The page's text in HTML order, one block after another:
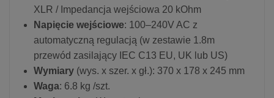
XLR / Impedancja wejściowa 20 kOhm
Napięcie wejściowe: 100–240V AC z
automatyczną regulacją (w zestawie 1.8m
przewód zasilający IEC C13 EU, UK lub US)
Wymiary (wys. x szer. x gł.): 370 x 178 x 245 mm
Waga: 6.8 kg /szt.